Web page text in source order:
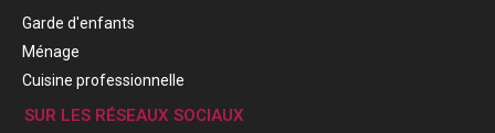
Garde d'enfants
Ménage
Cuisine professionnelle
SUR LES RÉSEAUX SOCIAUX